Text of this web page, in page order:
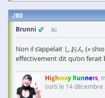
80
Brunni
Non il s’appelait しおん («
effectivement dit qu’on ferait
Highway Runners ,
sorti le 14 décembre